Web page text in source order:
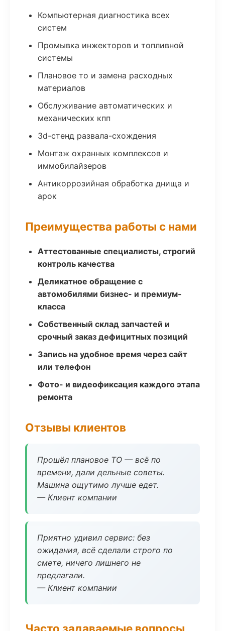
Компьютерная диагностика всех
систем
Промывка инжекторов и топливной
системы
Плановое то и замена расходных
материалов
Обслуживание автоматических и
механических кпп
3d-стенд развала-схождения
Монтаж охранных комплексов и
иммобилайзеров
Антикоррозийная обработка днища и
арок
Преимущества работы с нами
Аттестованные специалисты, строгий
контроль качества
Деликатное обращение с
автомобилями бизнес- и премиум-
класса
Собственный склад запчастей и
срочный заказ дефицитных позиций
Запись на удобное время через сайт
или телефон
Фото- и видеофиксация каждого этапа
ремонта
Отзывы клиентов
Прошёл плановое ТО — всё по
времени, дали дельные советы.
Машина ощутимо лучше едет.
— Клиент компании
Приятно удивил сервис: без
ожидания, всё сделали строго по
смете, ничего лишнего не
предлагали.
— Клиент компании
Часто задаваемые вопросы